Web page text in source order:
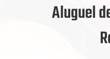
Aluguel